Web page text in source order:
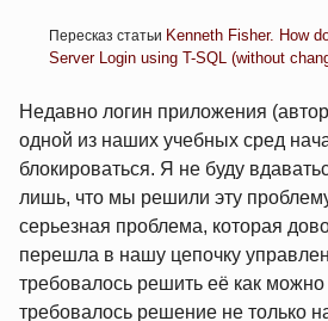
Пересказ статьи Kenneth Fisher. How
Server Login using T-SQL (without
Недавно логин приложения
одной из наших учебных сред
блокироваться. Я не буду
лишь, что мы решили эту
серьезная проблема, которая
перешла в нашу цепочку
требовалось решить её как
требовалось решение не только